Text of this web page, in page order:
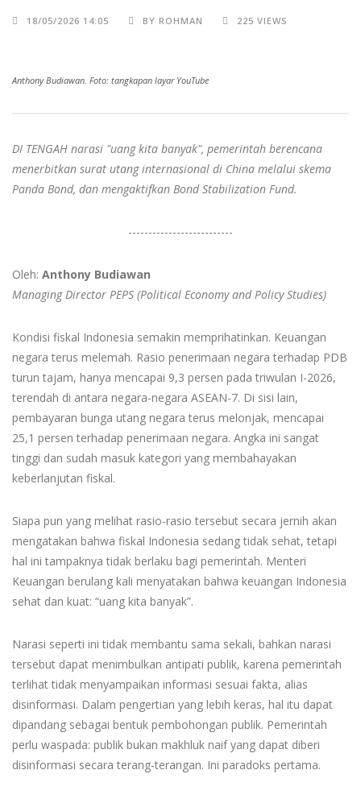
18/05/2026 14:05 BY ROHMAN 225 VIEWS
Anthony Budiawan. Foto: tangkapan layar YouTube
DI TENGAH narasi "uang kita banyak", pemerintah berencana
menerbitkan surat utang internasional di China melalui skema
Panda Bond, dan mengaktifkan Bond Stabilization Fund.
--------------------------
Oleh: Anthony Budiawan
Managing Director PEPS (Political Economy and Policy Studies)
Kondisi fiskal Indonesia semakin memprihatinkan. Keuangan
negara terus melemah. Rasio penerimaan negara terhadap PDB
turun tajam, hanya mencapai 9,3 persen pada triwulan I-2026,
terendah di antara negara-negara ASEAN-7. Di sisi lain,
pembayaran bunga utang negara terus melonjak, mencapai
25,1 persen terhadap penerimaan negara. Angka ini sangat
tinggi dan sudah masuk kategori yang membahayakan
keberlanjutan fiskal.
Siapa pun yang melihat rasio-rasio tersebut secara jernih akan
mengatakan bahwa fiskal Indonesia sedang tidak sehat, tetapi
hal ini tampaknya tidak berlaku bagi pemerintah. Menteri
Keuangan berulang kali menyatakan bahwa keuangan Indonesia
sehat dan kuat: “uang kita banyak”.
Narasi seperti ini tidak membantu sama sekali, bahkan narasi
tersebut dapat menimbulkan antipati publik, karena pemerintah
terlihat tidak menyampaikan informasi sesuai fakta, alias
disinformasi. Dalam pengertian yang lebih keras, hal itu dapat
dipandang sebagai bentuk pembohongan publik. Pemerintah
perlu waspada: publik bukan makhluk naif yang dapat diberi
disinformasi secara terang-terangan. Ini paradoks pertama.